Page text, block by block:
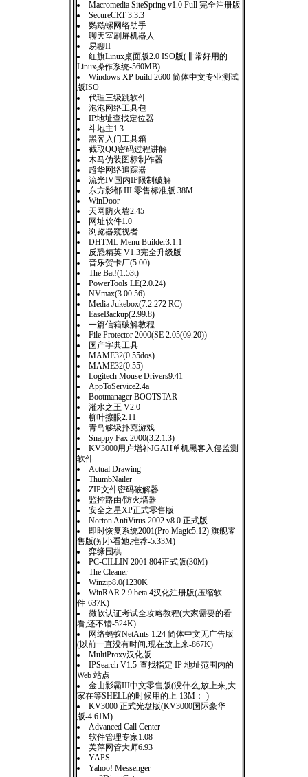
Macromedia SiteSpring v1.0 Full 完全注册版
SecureCRT 3.3.3
鹦鹉螺网络助手
聊天室刷屏机器人
易聊II
红旗Linux桌面版2.0 ISO版(非常好用的
Linux操作系统-560MB)
Windows XP build 2600 简体中文专业测试
版ISO
代理三级跳软件
泡泡网络工具包
IP地址查找定位器
斗地主1.3
黑客入门工具箱
截取QQ密码过程讲解
木马伪装图标制作器
超华网络追踪器
流光IV国内IP限制破解
东方影都 III 零售标准版 38M
WinDoor
天网防火墙2.45
网址软件1.0
浏览器窥视者
DHTML Menu Builder3.1.1
反恐精英 V1.3完全升级版
音乐贺卡厂(5.00)
The Bat!(1.53t)
PowerTools LE(2.0.24)
NVmax(3.00.56)
Media Jukebox(7.2.272 RC)
EaseBackup(2.99.8)
一篇信箱破解教程
File Protector 2000(SE 2.05(09.20))
国产字典工具
MAME32(0.55dos)
MAME32(0.55)
Logitech Mouse Drivers9.41
AppToService2.4a
Bootmanager BOOTSTAR
灌水之王 V2.0
柳叶擦眼2.11
青岛够级扑克游戏
Snappy Fax 2000(3.2.1.3)
KV3000用户增补JGAH单机黑客入侵监测
软件
Actual Drawing
ThumbNailer
ZIP文件密码破解器
监控路由/防火墙器
安全之星XP正式零售版
Norton AntiVirus 2002 v8.0 正式版
即时恢复系统2001(Pro Magic5.12) 旗舰零
售版(别小看她,推荐-5.33M)
弈缘围棋
PC-CILLIN 2001 804正式版(30M)
The Cleaner
Winzip8.0(1230K
WinRAR 2.9 beta 4汉化注册版(压缩软
件-637K)
微软认证考试全攻略教程(大家需要的看
看,还不错-524K)
网络蚂蚁NetAnts 1.24 简体中文无广告版
(以前一直没有时间,现在放上来-867K)
MultiProxy汉化版
IPSearch V1.5-查找指定 IP 地址范围内的
Web 站点
金山影霸III中文零售版(没什么,放上来,大
家在等SHELL的时候用的上-13M：-)
KV3000 正式光盘版(KV3000国际豪华
版-4.61M)
Advanced Call Center
软件管理专家1.08
美萍网管大师6.93
YAPS
Yahoo! Messenger